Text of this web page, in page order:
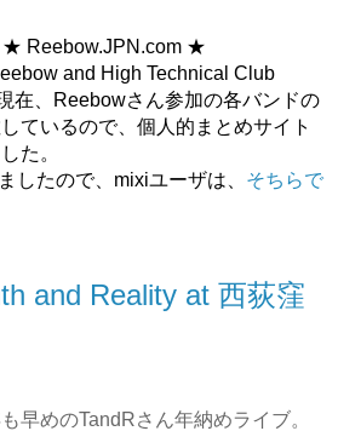
Reebow.JPN.com ★
and High Technical Club
在、Reebowさん参加の各バンドの
ているので、個人的まとめサイト
た。
したので、mixiユーザは、 そちらで
and Reality at 西荻窪
早めのTandRさん年納めライブ。